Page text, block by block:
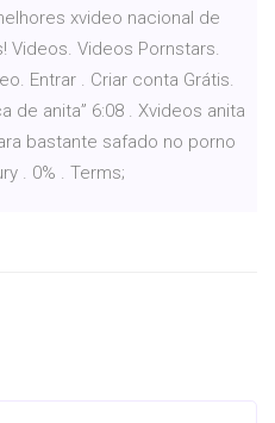
xvideo nacional de
Videos. Videos Pornstars.
Entrar . Criar conta Grátis.
de anita” 6:08 . Xvideos anita
bastante safado no porno
. 0% . Terms;